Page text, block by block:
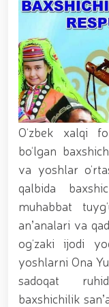
xizmat itlari
biatloni”
musobaqasi
harbiy
ustuvor
Jamoat
bilan
munosabati
tomonidan
jahon urushi
olindi. //
musiqiy
avlod
kitobining
etildi.// “Men
ettirilmoqda.
qaratilgan
qo‘mondoni
rahbarligida
Buyuk davlat
O‘zbek xalqi
bo‘lgan
va yoshlar
qalbida
muhabbat
anʼanalari va
og‘zaki ijodi
yoshlarni Ona
sadoqat
baxshichilik